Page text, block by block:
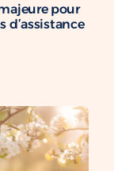
pour
d’assistance